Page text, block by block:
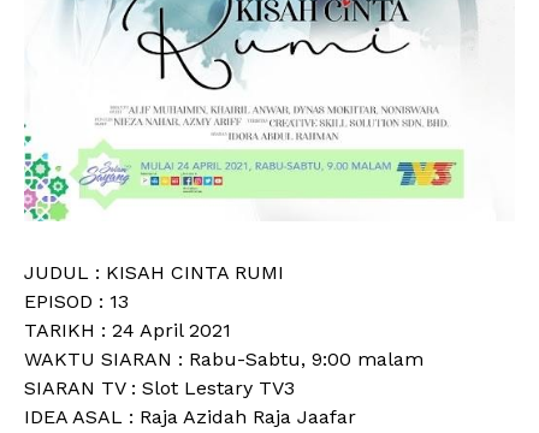
JUDUL : KISAH CINTA RUMI
EPISOD : 13
TARIKH : 24 April 2021
WAKTU SIARAN : Rabu-Sabtu, 9:00 malam
SIARAN TV : Slot Lestary TV3
IDEA ASAL : Raja Azidah Raja Jaafar